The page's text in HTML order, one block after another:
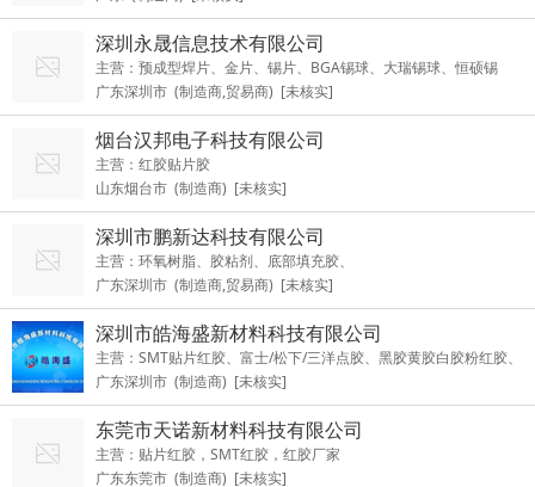
v胶、助听器倒模uv树脂、uv LED透镜胶
深圳永晟信息技术有限公司
主营：预成型焊片、金片、锡片、BGA锡球、大瑞锡球、恒硕锡
球、田村锡膏（TAMURA锡膏）、千住锡膏、KINSUN红胶、
广东深圳市 (制造商,贸易商) [未核实]
烟台汉邦电子科技有限公司
主营：红胶贴片胶
山东烟台市 (制造商) [未核实]
深圳市鹏新达科技有限公司
主营：环氧树脂、胶粘剂、底部填充胶、
广东深圳市 (制造商,贸易商) [未核实]
深圳市皓海盛新材料科技有限公司
主营：SMT贴片红胶、富士/松下/三洋点胶、黑胶黄胶白胶粉红胶、
模组胶、底部填充胶、背光源白胶、激光固化胶等胶粘剂产品以及L
ED/COB/CSP倒装固晶锡膏、激光焊接锡膏、激光喷锡锡球、BGA
锡球、针筒锡膏、SMT锡膏、共晶助焊膏，精密点胶针头润滑清洗
剂等锡膏产品及SMT红胶/锡膏包装管等电子辅料
广东深圳市 (制造商) [未核实]
东莞市天诺新材料科技有限公司
主营：贴片红胶，SMT红胶，红胶厂家
广东东莞市 (制造商) [未核实]